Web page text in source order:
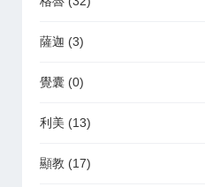
薩迦 (3)
覺囊 (0)
利美 (13)
顯教 (17)